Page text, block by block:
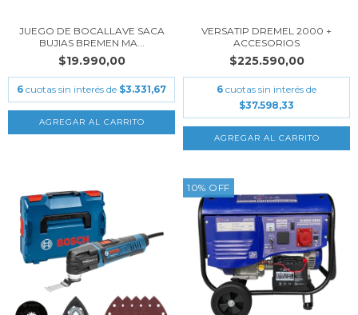
JUEGO DE BOCALLAVE SACA
BUJIAS BREMEN MA...
$19.990,00
6 cuotas sin interés de $3.331,67
VERSATIP DREMEL 2000 +
ACCESORIOS
$225.590,00
6 cuotas sin interés de
$37.598,33
10% OFF